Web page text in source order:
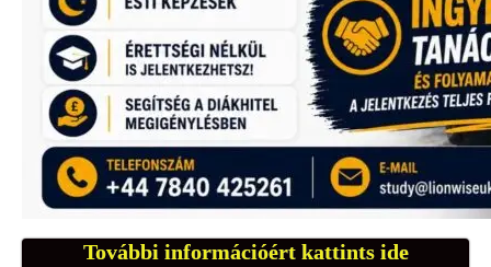
További információért kattints ide